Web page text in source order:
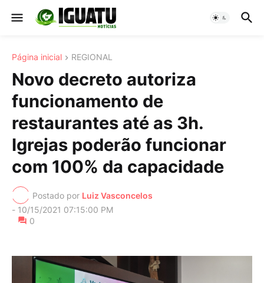
Página inicial REGIONAL
Novo decreto autoriza
funcionamento de
restaurantes até as 3h.
Igrejas poderão funcionar
com 100% da capacidade
Postado por Luiz Vasconcelos
- 10/15/2021 07:15:00 PM
0